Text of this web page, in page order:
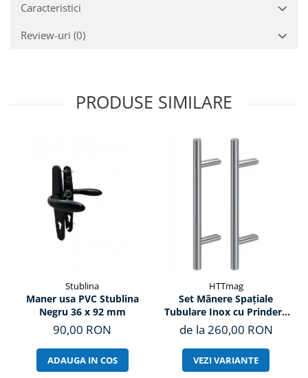
Caracteristici
Review-uri (0)
PRODUSE SIMILARE
Stublina
Maner usa PVC Stublina
Negru 36 x 92 mm
90,00 RON
ADAUGA IN COS
HTTmag
Set Mânere Spațiale
Tubulare Inox cu Prindere
la 45°
de la 260,00 RON
VEZI VARIANTE